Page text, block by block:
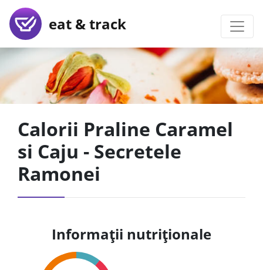
eat & track
Calorii Praline Caramel
si Caju - Secretele
Ramonei
Informații nutriționale